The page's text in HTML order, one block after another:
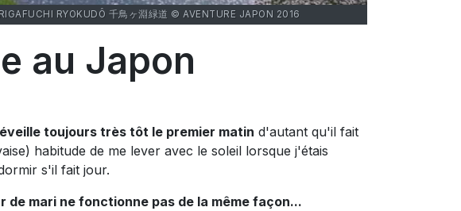
RYOKUDÔ 千鳥ヶ淵緑道 © AVENTURE JAPON 2016
au Japon
toujours très tôt le premier matin d'autant qu'il fait
habitude de me lever avec le soleil lorsque j'étais
s'il fait jour.
de mari ne fonctionne pas de la même façon...